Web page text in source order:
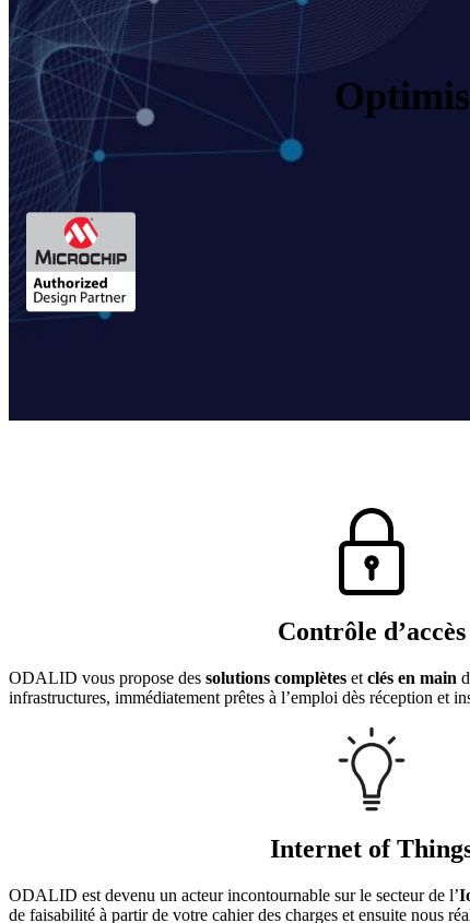
Contrôle d’accès
ODALID vous propose des solutions complètes et clés en main
infrastructures, immédiatement prêtes à l’emploi dès réception et
Internet of
ODALID est devenu un acteur incontournable sur le secteur de l’
de faisabilité à partir de votre cahier des charges et ensuite nous